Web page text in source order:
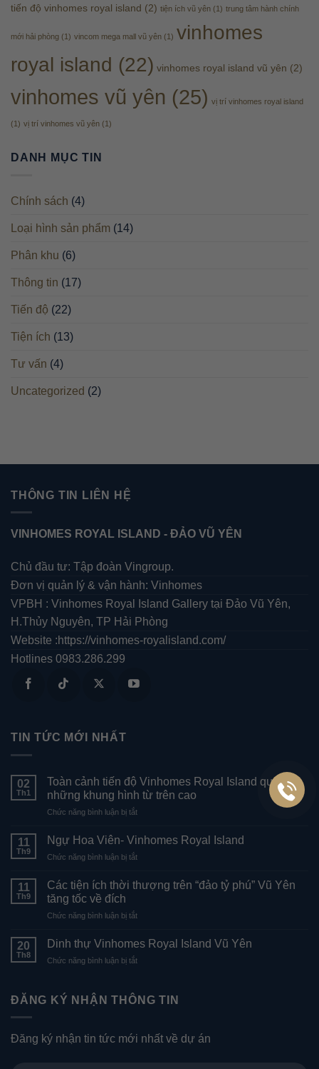
thự
Gia
Vũ
Yên
tiến độ vinhomes royal island (2) tiện ích vũ yên (1) trung tâm hành chính
mới hải phòng (1) vincom mega mall vũ yên (1) vinhomes
royal island (22) vinhomes royal island vũ yên (2)
vinhomes vũ yên (25) vị trí vinhomes royal island
(1) vị trí vinhomes vũ yên (1)
DANH MỤC TIN
Chính sách (4)
Loại hình sản phẩm (14)
Phân khu (6)
Thông tin (17)
Tiến độ (22)
Tiện ích (13)
Tư vấn (4)
Uncategorized (2)
THÔNG TIN LIÊN HỆ
VINHOMES ROYAL ISLAND - ĐẢO VŨ YÊN
Chủ đầu tư: Tập đoàn Vingroup.
Đơn vị quản lý & vận hành: Vinhomes
VPBH : Vinhomes Royal Island Gallery tại Đảo Vũ Yên,
H.Thủy Nguyên, TP Hải Phòng
Website :https://vinhomes-royalisland.com/
Hotlines 0983.286.299
TIN TỨC MỚI NHẤT
02
Th1
Toàn cảnh tiến độ Vinhomes Royal Island qua
những khung hình từ trên cao
Chức năng bình luận bị tắtở
cảnh
độ
Royal
những
hình
11
Th9
Ngự Hoa Viên- Vinhomes Royal Island
Chức năng bình luận bị tắtở
Hoa
Viên-
Royal
11
Th9
Các tiện ích thời thượng trên “đảo tỷ phú” Vũ Yên
tăng tốc về đích
Chức năng bình luận bị tắtở
thời
“đảo
Vũ
20
Th8
Dinh thự Vinhomes Royal Island Vũ Yên
Chức năng bình luận bị tắtở
Vinhomes
Vũ
Yên
ĐĂNG KÝ NHẬN THÔNG TIN
Đăng ký nhận tin tức mới nhất về dự án